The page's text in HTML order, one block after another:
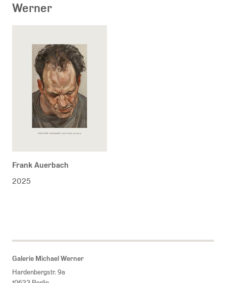
Werner
Frank Auerbach
2025
Galerie Michael Werner
Hardenbergstr. 9a